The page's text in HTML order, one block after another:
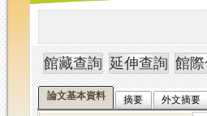
統
論文基本資料 摘要 外文摘要